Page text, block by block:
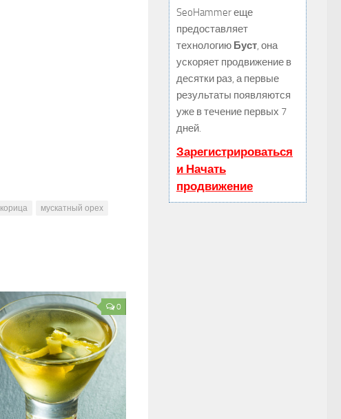
корица
мускатный орех
0
SeoHammer еще
предоставляет
технологию Буст, она
ускоряет продвижение в
десятки раз, а первые
результаты появляются
уже в течение первых 7
дней.
Зарегистрироваться
и Начать
продвижение